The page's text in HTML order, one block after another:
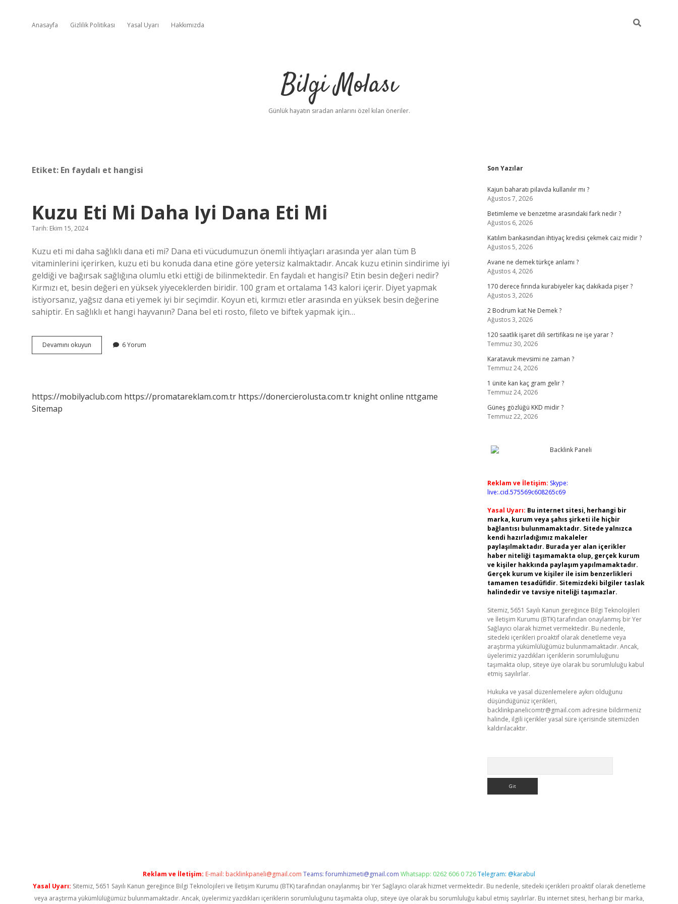
Anasayfa Gizlilik Politikası Yasal Uyarı Hakkımızda
Bilgi Molası
Günlük hayatın sıradan anlarını özel kılan öneriler.
Etiket: En faydalı et hangisi
Kuzu Eti Mi Daha Iyi Dana Eti Mi
Tarih: Ekim 15, 2024
Kuzu eti mi daha sağlıklı dana eti mi? Dana eti vücudumuzun önemli ihtiyaçları arasında yer alan tüm B
vitaminlerini içerirken, kuzu eti bu konuda dana etine göre yetersiz kalmaktadır. Ancak kuzu etinin sindirime iyi
geldiği ve bağırsak sağlığına olumlu etki ettiği de bilinmektedir. En faydalı et hangisi? Etin besin değeri nedir?
Kırmızı et, besin değeri en yüksek yiyeceklerden biridir. 100 gram et ortalama 143 kalori içerir. Diyet yapmak
istiyorsanız, yağsız dana eti yemek iyi bir seçimdir. Koyun eti, kırmızı etler arasında en yüksek besin değerine
sahiptir. En sağlıklı et hangi hayvanın? Dana bel eti rosto, fileto ve biftek yapmak için…
Devamını okuyun
Eti
Eti
6 Yorum
https://mobilyaclub.com https://promatareklam.com.tr https://donercierolusta.com.tr knight online nttgame
Sitemap
Sidebar
Son Yazılar
Kajun baharatı pilavda kullanılır mı ?
Ağustos 7, 2026
Betimleme ve benzetme arasındaki fark nedir ?
Ağustos 6, 2026
Katılım bankasından ihtiyaç kredisi çekmek caiz midir ?
Ağustos 5, 2026
Avane ne demek türkçe anlamı ?
Ağustos 4, 2026
170 derece fırında kurabiyeler kaç dakikada pişer ?
Ağustos 3, 2026
2 Bodrum kat Ne Demek ?
Ağustos 3, 2026
120 saatlik işaret dili sertifikası ne işe yarar ?
Temmuz 30, 2026
Karatavuk mevsimi ne zaman ?
Temmuz 24, 2026
1 ünite kan kaç gram gelir ?
Temmuz 24, 2026
Güneş gözlüğü KKD midir ?
Temmuz 22, 2026
Reklam ve İletişim: Skype:
live:.cid.575569c608265c69
Yasal Uyarı: Bu internet sitesi, herhangi bir
marka, kurum veya şahıs şirketi ile hiçbir
bağlantısı bulunmamaktadır. Sitede yalnızca
kendi hazırladığımız makaleler
paylaşılmaktadır. Burada yer alan içerikler
haber niteliği taşımamakta olup, gerçek kurum
ve kişiler hakkında paylaşım yapılmamaktadır.
Gerçek kurum ve kişiler ile isim benzerlikleri
tamamen tesadüfidir. Sitemizdeki bilgiler taslak
halindedir ve tavsiye niteliği taşımazlar.
Sitemiz, 5651 Sayılı Kanun gereğince Bilgi Teknolojileri
ve İletişim Kurumu (BTK) tarafından onaylanmış bir Yer
Sağlayıcı olarak hizmet vermektedir. Bu nedenle,
sitedeki içerikleri proaktif olarak denetleme veya
araştırma yükümlülüğümüz bulunmamaktadır. Ancak,
üyelerimiz yazdıkları içeriklerin sorumluluğunu
taşımakta olup, siteye üye olarak bu sorumluluğu kabul
etmiş sayılırlar.
Hukuka ve yasal düzenlemelere aykırı olduğunu
düşündüğünüz içerikleri,
backlinkpanelicomtr@gmail.com adresine bildirmeniz
halinde, ilgili içerikler yasal süre içerisinde sitemizden
kaldırılacaktır.
Reklam ve İletişim: E-mail: backlinkpaneli@gmail.com Teams:forumhizmeti@gmail.com Whatsapp: 0262 606 0 726Telegram: @karabul
Yasal Uyarı: Sitemiz, 5651 Sayılı Kanun gereğince Bilgi Teknolojileri ve İletişim Kurumu (BTK) tarafından onaylanmış bir Yer Sağlayıcı olarak hizmet vermektedir. Bu nedenle, sitedeki içerikleri proaktif olarak denetleme
veya araştırma yükümlülüğümüz bulunmamaktadır. Ancak, üyelerimiz yazdıkları içeriklerin sorumluluğunu taşımakta olup, siteye üye olarak bu sorumluluğu kabul etmiş sayılırlar. Bu internet sitesi, herhangi bir marka,